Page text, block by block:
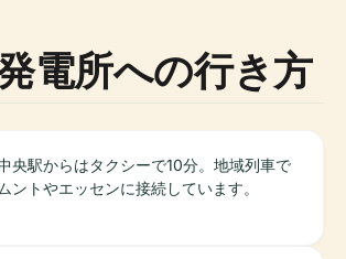
電所への行き方
央駅からはタクシーで10分。地域列車で
ントやエッセンに接続しています。